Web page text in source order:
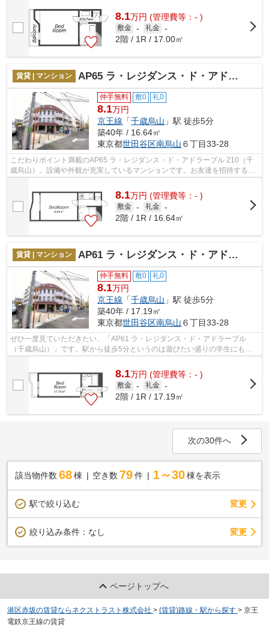
8.1万円 (管理費等：- )
敷金 - 礼金 -
2階 / 1R / 17.00㎡
賃貸 | マンション AP65 ラ・レジダンス・ド・アドラーブル 210（千歳烏山）
仲手無料 敷0 礼0
8.1万円
京王線 「千歳烏山 」駅 徒歩5分
築40年 / 16.64㎡
東京都世田谷区南烏山 ６丁目33-28
こだわりポイント満載のAP65 ラ・レジダンス・ド・アドラーブル 210（千
歳烏山）。設備や外観が充実しているマンションです。お友達を招待するの
8.1万円 (管理費等：- )
敷金 - 礼金 -
2階 / 1R / 16.64㎡
賃貸 | マンション AP61 ラ・レジダンス・ド・アドラーブル（千歳烏山）
仲手無料 敷0 礼0
8.1万円
京王線 「千歳烏山 」駅 徒歩5分
築40年 / 17.19㎡
東京都世田谷区南烏山 ６丁目33-28
ぜひ一度見ていただきたい、「AP61 ラ・レジダンス・ド・アドラーブル
（千歳烏山）」です。駅から徒歩5分というのは遊びたい盛りの学生にも魅
8.1万円 (管理費等：- )
敷金 - 礼金 -
2階 / 1R / 17.19㎡
次の30件へ
該当物件数 68棟 空き数 79 件 1～30 棟を表示
駅で絞り込む 変更
絞り込み条件： なし 変更
ページトップへ
港区赤坂の賃貸ならネクストラスト株式会社 > (賃貸)路線・駅から探す > 京王
電鉄京王線の賃貸